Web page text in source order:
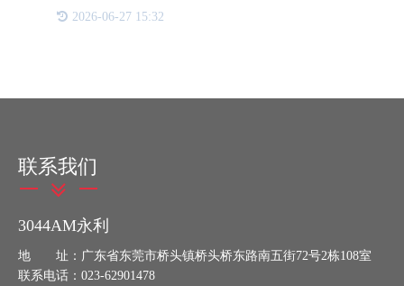
消费者更加放心。1、透明化的养殖信息，增强信任
2026-06-27 15:32
联系我们
3044AM永利
地 址：广东省东莞市桥头镇桥头桥东路南五街72号2栋108室
联系电话：023-62901478